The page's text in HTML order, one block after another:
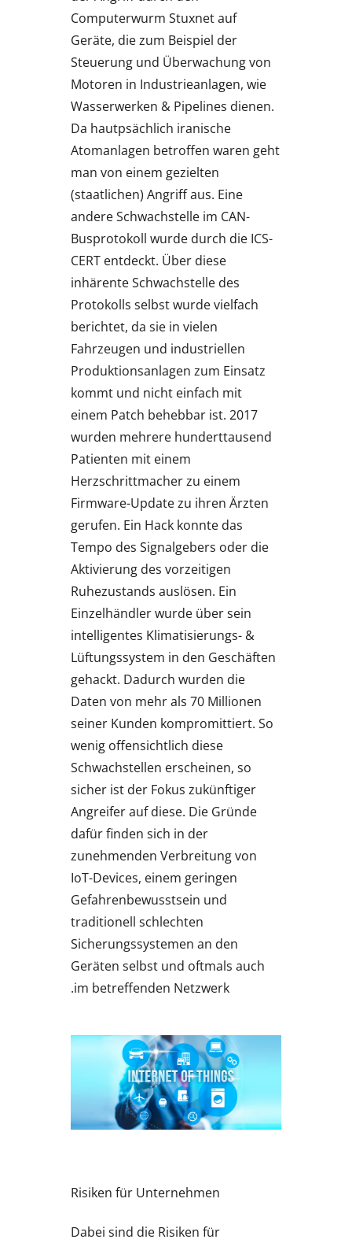
Computerwurm Stuxnet auf
Geräte, die zum Beispiel der
Steuerung und Überwachung von
Motoren in Industrieanlagen, wie
Wasserwerken & Pipelines dienen.
Da hautpsächlich iranische
Atomanlagen betroffen waren geht
man von einem gezielten
(staatlichen) Angriff aus. Eine
andere Schwachstelle im CAN-
Busprotokoll wurde durch die ICS-
CERT entdeckt. Über diese
inhärente Schwachstelle des
Protokolls selbst wurde vielfach
berichtet, da sie in vielen
Fahrzeugen und industriellen
Produktionsanlagen zum Einsatz
kommt und nicht einfach mit
einem Patch behebbar ist. 2017
wurden mehrere hunderttausend
Patienten mit einem
Herzschrittmacher zu einem
Firmware-Update zu ihren Ärzten
gerufen. Ein Hack konnte das
Tempo des Signalgebers oder die
Aktivierung des vorzeitigen
Ruhezustands auslösen. Ein
Einzelhändler wurde über sein
intelligentes Klimatisierungs- &
Lüftungssystem in den Geschäften
gehackt. Dadurch wurden die
Daten von mehr als 70 Millionen
seiner Kunden kompromittiert. So
wenig offensichtlich diese
Schwachstellen erscheinen, so
sicher ist der Fokus zukünftiger
Angreifer auf diese. Die Gründe
dafür finden sich in der
zunehmenden Verbreitung von
IoT-Devices, einem geringen
Gefahrenbewusstsein und
traditionell schlechten
Sicherungssystemen an den
Geräten selbst und oftmals auch
im betreffenden Netzwerk.
Risiken für Unternehmen
Dabei sind die Risiken für